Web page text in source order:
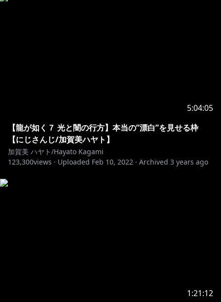
5:04:05
【龍が如く７ 光と闇の行方】本当の”漂白”を見せる枠
【にじさんじ/加賀美ハヤト】
加賀美 ハヤト/Hayato Kagami
123,300views · Uploaded Feb 10, 2022 · Archived 3 years ago
1:21:12